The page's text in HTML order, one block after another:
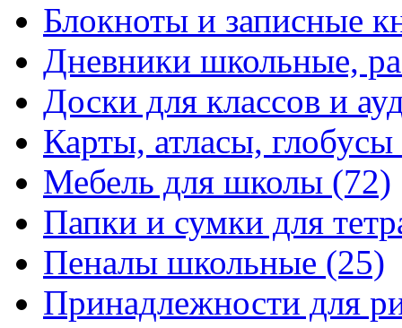
Блокноты и записные
Дневники школьные,
Доски для классов и
Карты, атласы, глобусы
Мебель для школы (72)
Папки и сумки для
Пеналы школьные (25)
Принадлежности для